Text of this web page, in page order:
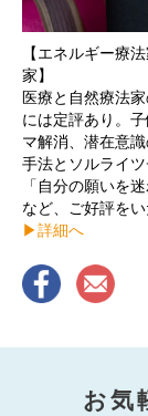
【エネルギー療
家】
医療と自然療法
には定評あり。
マ解消、潜在意
手法とソルライ
「自分の願いを
など、ご好評をい
▶︎詳細へ
お気